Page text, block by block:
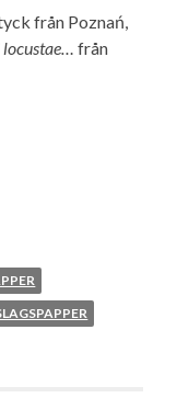
från Poznań,
locustae… från